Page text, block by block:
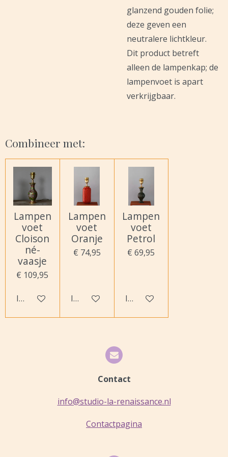
glanzend gouden folie;
deze geven een
neutralere lichtkleur.
Dit product betreft
alleen de lampenkap; de
lampenvoet is apart
verkrijgbaar.
Combineer met:
Lampen
voet
Cloison
né-
vaasje
€ 109,95
In winkelwagen
Lampen
voet
Oranje
€ 74,95
In winkelwagen
Lampen
voet
Petrol
€ 69,95
In winkelwagen
Contact
info@studio-la-renaissance.nl
Contactpagina